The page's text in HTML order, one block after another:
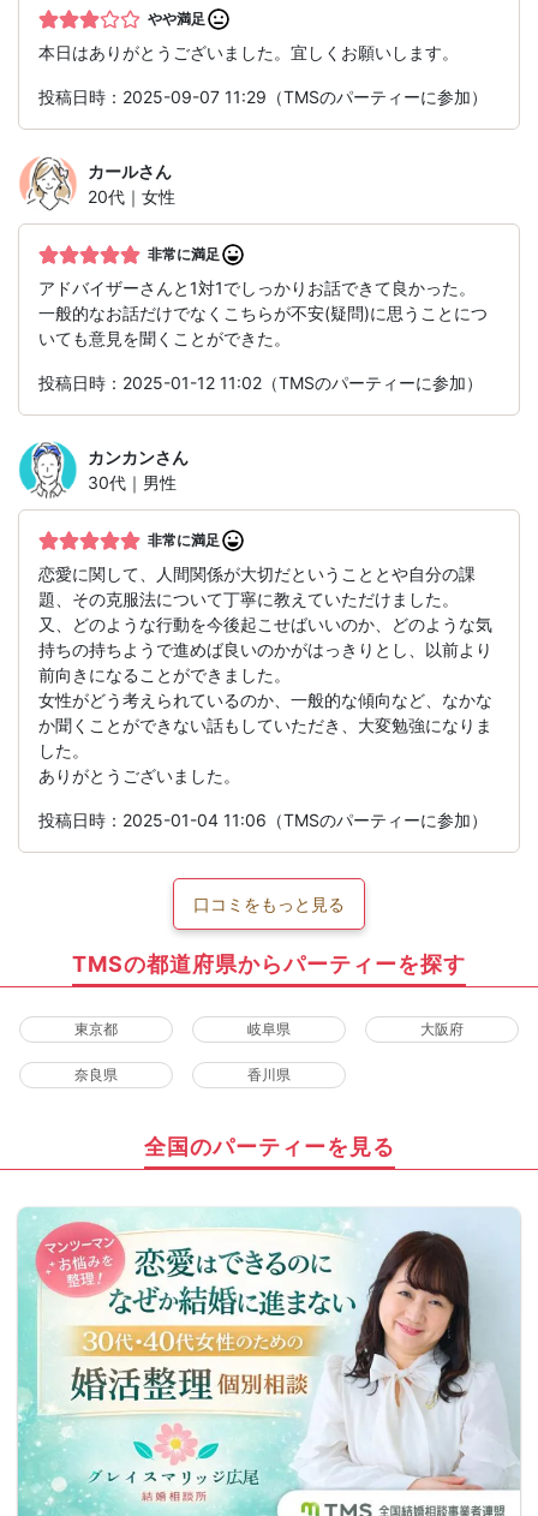
やや満足
本日はありがとうございました。宜しくお願いします。
投稿日時：2025-09-07 11:29（TMSのパーティーに参加）
カールさん
20代｜女性
非常に満足
アドバイザーさんと1対1でしっかりお話できて良かった。
一般的なお話だけでなくこちらが不安(疑問)に思うことにつ
いても意見を聞くことができた。
投稿日時：2025-01-12 11:02（TMSのパーティーに参加）
カンカンさん
30代｜男性
非常に満足
恋愛に関して、人間関係が大切だということとや自分の課
題、その克服法について丁寧に教えていただけました。
又、どのような行動を今後起こせばいいのか、どのような気
持ちの持ちようで進めば良いのかがはっきりとし、以前より
前向きになることができました。
女性がどう考えられているのか、一般的な傾向など、なかな
か聞くことができない話もしていただき、大変勉強になりま
した。
ありがとうございました。
投稿日時：2025-01-04 11:06（TMSのパーティーに参加）
口コミをもっと見る
TMSの都道府県からパーティーを探す
東京都 岐阜県 大阪府
奈良県 香川県
全国のパーティーを見る